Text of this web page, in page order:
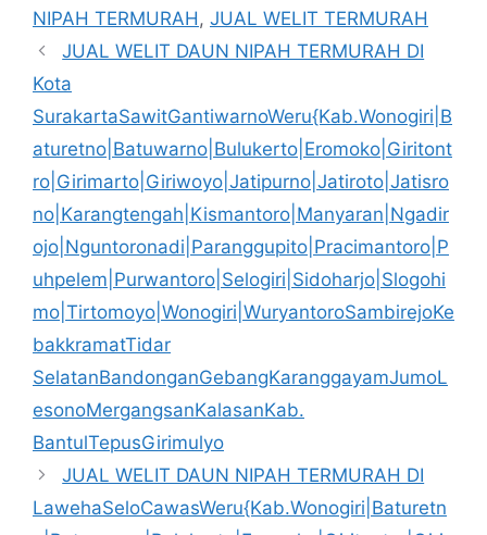
NIPAH TERMURAH , JUAL WELIT TERMURAH
JUAL WELIT DAUN NIPAH TERMURAH DI
Kota
SurakartaSawitGantiwarnoWeru{Kab.Wonogiri|B
aturetno|Batuwarno|Bulukerto|Eromoko|Giritont
ro|Girimarto|Giriwoyo|Jatipurno|Jatiroto|Jatisro
no|Karangtengah|Kismantoro|Manyaran|Ngadir
ojo|Nguntoronadi|Paranggupito|Pracimantoro|P
uhpelem|Purwantoro|Selogiri|Sidoharjo|Slogohi
mo|Tirtomoyo|Wonogiri|WuryantoroSambirejoKe
bakkramatTidar
SelatanBandonganGebangKaranggayamJumoL
esonoMergangsanKalasanKab.
BantulTepusGirimulyo
JUAL WELIT DAUN NIPAH TERMURAH DI
LawehaSeloCawasWeru{Kab.Wonogiri|Baturetn